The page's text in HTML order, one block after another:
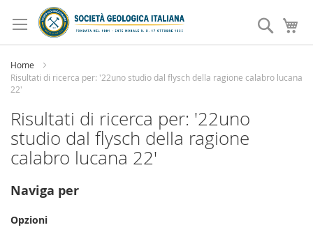
al
contenuto
Search
Home
Risultati di ricerca per: '22uno studio dal flysch della ragione calabro lucana
22'
Risultati di ricerca per: '22uno
studio dal flysch della ragione
calabro lucana 22'
Naviga per
Opzioni